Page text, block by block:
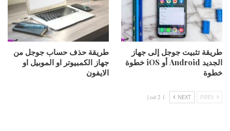
طريقة تثبيت جوجل إلى جهاز
الجديد Android أو iOS خطوة
خطوة
طريقة حذف حساب جوجل من
جهاز الكمبيوتر او الموبيل او
الايفون
NEXT
1 od 2 |